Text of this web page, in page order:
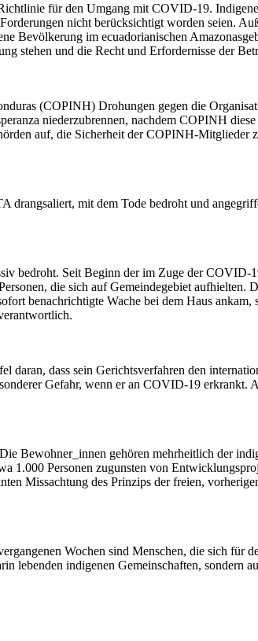
für den Umgang mit COVID-19.
nicht berücksichtigt worden seien.
Bevölkerung im ecuadorianischen
stehen und die Recht und Erfordernisse der
(COPINH) Drohungen gegen die
niederzubrennen, nachdem COPINH
auf, die Sicherheit der COPINH-Mitglieder
mit dem Tode bedroht und
bedroht. Seit Beginn der im Zuge der COVID-
die sich auf Gemeindegebiet aufhielten.
benachrichtigte Wache bei dem Haus
dass sein Gerichtsverfahren den
Gefahr, wenn er an COVID-19 erkrankt.
Bewohner_innen gehören mehrheitlich der
1.000 Personen zugunsten von
Missachtung des Prinzips der freien,
Wochen sind Menschen, die sich für
lebenden indigenen Gemeinschaften, sondern